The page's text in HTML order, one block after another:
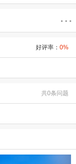
好评率： 0%
共0条问题